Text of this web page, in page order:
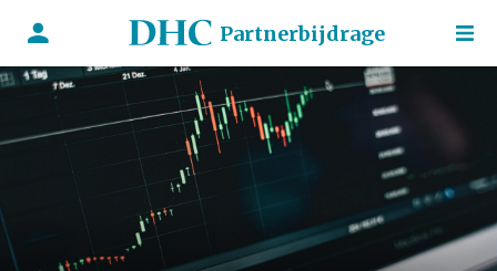
Partnerbijdrage